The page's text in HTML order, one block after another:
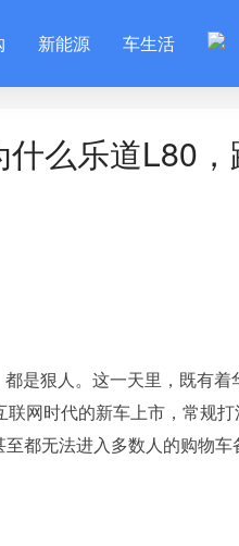
新能源 车生活
么乐道L80
是狠人。这一天里，既有
网时代的新车上市，常规
都无法进入多数人的购物